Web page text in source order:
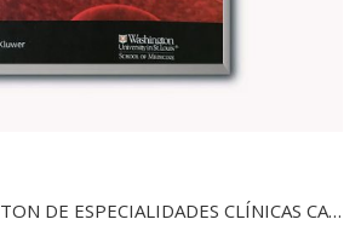
MANUAL WASHINGTON DE ESPECIALIDADES CLÍNICAS CARDIOLOGÍA